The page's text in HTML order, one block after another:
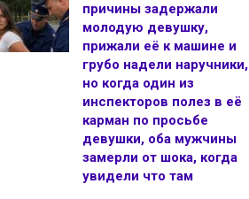
причины задержали
молодую девушку,
прижали её к машине и
грубо надели наручники,
но когда один из
инспекторов полез в её
карман по просьбе
девушки, оба мужчины
замерли от шока, когда
увидели что там